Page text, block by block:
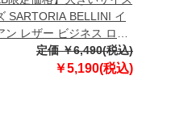
SARTORIA BELLINI イ
ン レザー ビジネス ロン
ト ロングサイズ azbl-
定価 ￥6,490(税込)
￥5,190(税込)